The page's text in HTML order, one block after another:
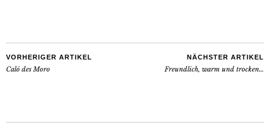
VORHERIGER ARTIKEL
Caló des Moro
NÄCHSTER ARTIKEL
Freundlich, warm und trocken…